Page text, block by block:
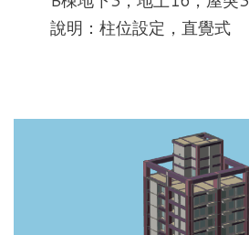
說明：柱位設定，直覺式